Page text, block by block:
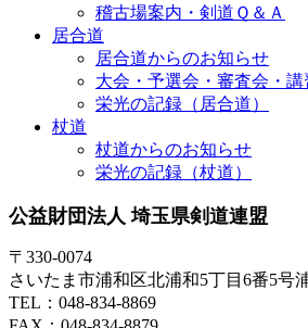
稽古場案内・剣道Ｑ＆Ａ
居合道
居合道からのお知らせ
大会・予選会・審査会・講
栄光の記録（居合道）
杖道
杖道からのお知らせ
栄光の記録（杖道）
公益財団法人 埼玉県剣道連盟
〒330-0074
さいたま市浦和区北浦和5丁目6番5号
TEL：048-834-8869